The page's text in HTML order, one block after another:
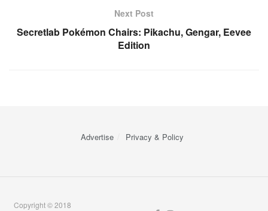
Next Post
Secretlab Pokémon Chairs: Pikachu, Gengar, Eevee
Edition
Advertise Privacy & Policy
Copyright © 2018